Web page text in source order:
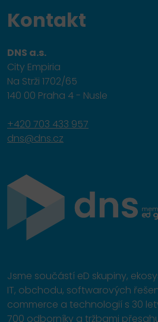
Kontakt
DNS a.s.
City Empiria
Na Strži 1702/65
140 00 Praha 4 - Nusle
+420 703 433 957
dns@dns.cz
Jsme součástí eD skupiny,
IT, obchodu, softwarových
commerce a technologií s 30
700 odborníky a tržbami